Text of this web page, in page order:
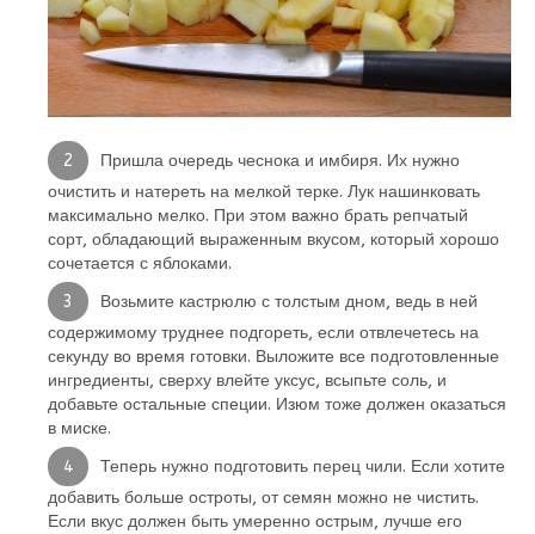
Пришла очередь чеснока и имбиря. Их нужно
очистить и натереть на мелкой терке. Лук нашинковать
максимально мелко. При этом важно брать репчатый
сорт, обладающий выраженным вкусом, который хорошо
сочетается с яблоками.
Возьмите кастрюлю с толстым дном, ведь в ней
содержимому труднее подгореть, если отвлечетесь на
секунду во время готовки. Выложите все подготовленные
ингредиенты, сверху влейте уксус, всыпьте соль, и
добавьте остальные специи. Изюм тоже должен оказаться
в миске.
Теперь нужно подготовить перец чили. Если хотите
добавить больше остроты, от семян можно не чистить.
Если вкус должен быть умеренно острым, лучше его